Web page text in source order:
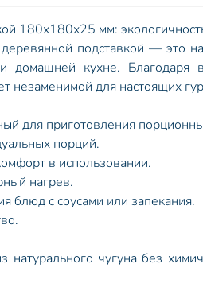
180х180х25 мм:
подставкой — это
кухне. Благодаря
незаменимой для настоящих
для приготовления
порций.
в использовании.
нагрев.
блюд с соусами или запекания.
натурального чугуна без